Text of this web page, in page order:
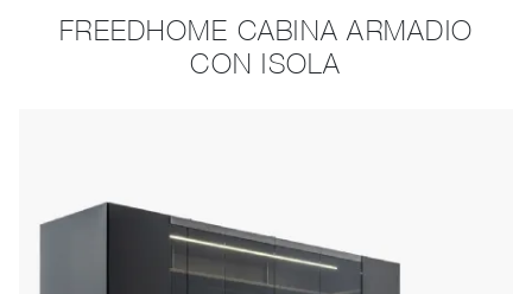
FREEDHOME CABINA ARMADIO
CON ISOLA